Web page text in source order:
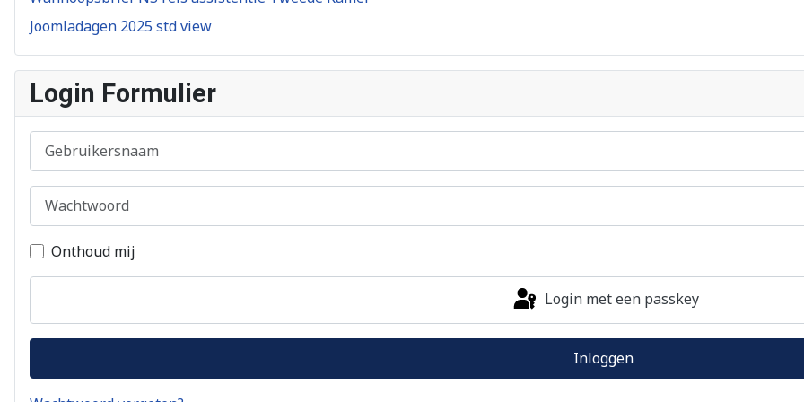
Joomladagen 2025 std view
Login Formulier
Gebruikersnaam
Wachtwoord
Onthoud mij
Login met een passkey
Inloggen